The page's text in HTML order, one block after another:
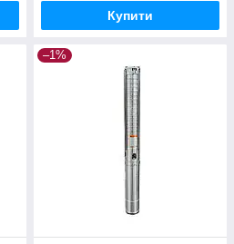
Купити
–1%